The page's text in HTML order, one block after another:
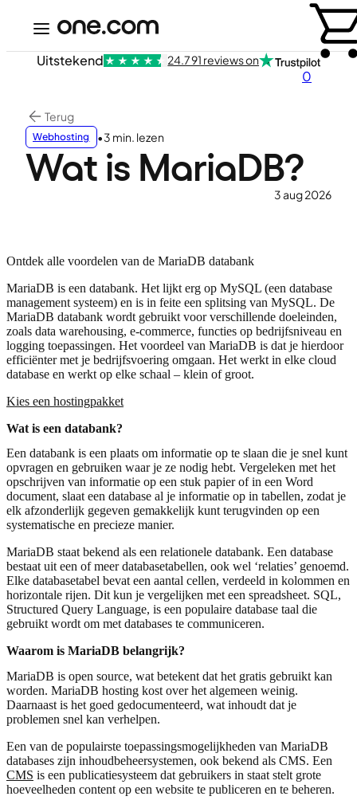
0
Uitstekend 24.791 reviews on
Terug
Webhosting •3 min. lezen
Wat is MariaDB?
3 aug 2026
Ontdek alle voordelen van de MariaDB databank
MariaDB is een databank. Het lijkt erg op MySQL (een database
management systeem) en is in feite een splitsing van MySQL. De
MariaDB databank wordt gebruikt voor verschillende doeleinden,
zoals data warehousing, e-commerce, functies op bedrijfsniveau en
logging toepassingen. Het voordeel van MariaDB is dat je hierdoor
efficiënter met je bedrijfsvoering omgaan. Het werkt in elke cloud
database en werkt op elke schaal – klein of groot.
Kies een hostingpakket
Wat is een databank?
Een databank is een plaats om informatie op te slaan die je snel kunt
opvragen en gebruiken waar je ze nodig hebt. Vergeleken met het
opschrijven van informatie op een stuk papier of in een Word
document, slaat een database al je informatie op in tabellen, zodat je
elk afzonderlijk gegeven gemakkelijk kunt terugvinden op een
systematische en precieze manier.
MariaDB staat bekend als een relationele databank. Een database
bestaat uit een of meer databasetabellen, ook wel ‘relaties’ genoemd.
Elke databasetabel bevat een aantal cellen, verdeeld in kolommen en
horizontale rijen. Dit kun je vergelijken met een spreadsheet. SQL,
Structured Query Language, is een populaire database taal die
gebruikt wordt om met databases te communiceren.
Waarom is MariaDB belangrijk?
MariaDB is open source, wat betekent dat het gratis gebruikt kan
worden. MariaDB hosting kost over het algemeen weinig.
Daarnaast is het goed gedocumenteerd, wat inhoudt dat je
problemen snel kan verhelpen.
Een van de populairste toepassingsmogelijkheden van MariaDB
databases zijn inhoudbeheersystemen, ook bekend als CMS. Een
CMS is een publicatiesysteem dat gebruikers in staat stelt grote
hoeveelheden content op een website te publiceren en te beheren.